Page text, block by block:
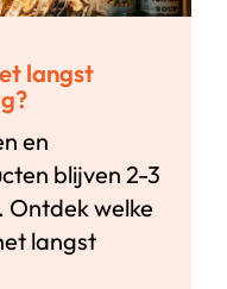
langst
en
blijven 2-3
Ontdek welke
langst